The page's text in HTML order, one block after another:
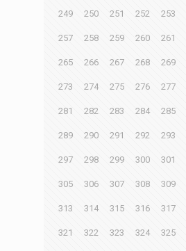
249 250 251 252 253
257 258 259 260 261
265 266 267 268 269
273 274 275 276 277
281 282 283 284 285
289 290 291 292 293
297 298 299 300 301
305 306 307 308 309
313 314 315 316 317
321 322 323 324 325